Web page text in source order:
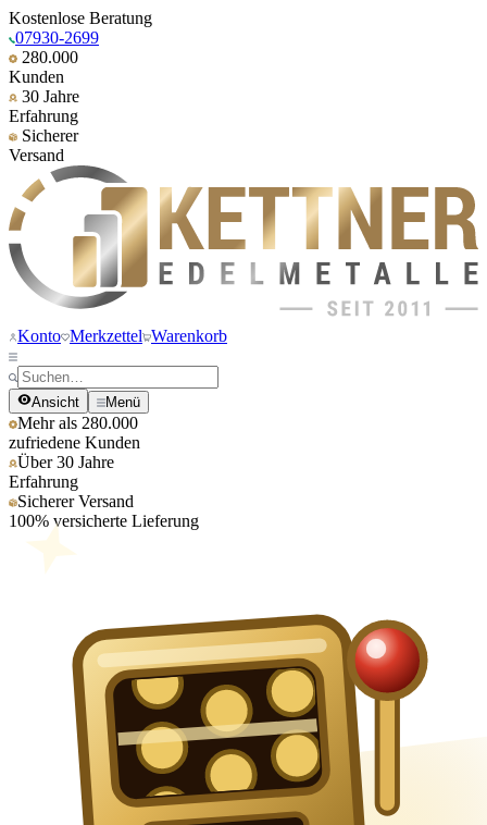
Kostenlose Beratung
07930-2699
280.000
Kunden
30 Jahre
Erfahrung
Sicherer
Versand
Konto Merkzettel Warenkorb
Ansicht Menü
Mehr als 280.000
zufriedene Kunden
Über 30 Jahre
Erfahrung
Sicherer Versand
100% versicherte Lieferung